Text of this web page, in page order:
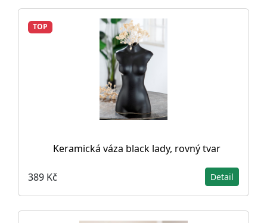
TOP
Keramická váza black lady, rovný tvar
389 Kč Detail